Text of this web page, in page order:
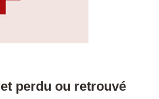
perdu ou retrouvé